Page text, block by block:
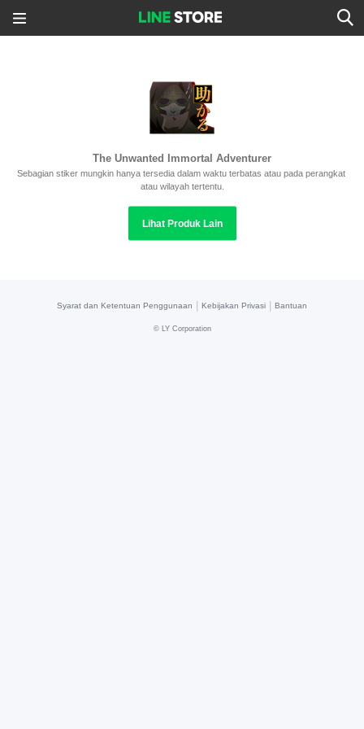
The Unwanted Immortal Adventurer
Sebagian stiker mungkin hanya tersedia dalam waktu terbatas atau pada perangkat
atau wilayah tertentu.
Lihat Produk Lain
Syarat dan Ketentuan Penggunaan Kebijakan Privasi Bantuan
© LY Corporation